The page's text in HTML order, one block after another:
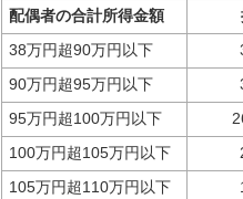
配偶者の合計所得金額
38万円超90万円以下
90万円超95万円以下
95万円超100万円以下
100万円超105万円以下
105万円超110万円以下